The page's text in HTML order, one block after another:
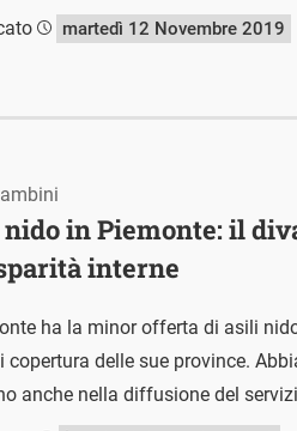
martedì 12 Novembre 2019
in Piemonte: il
interne
ha la minor offerta di asili
copertura delle sue province.
anche nella diffusione del